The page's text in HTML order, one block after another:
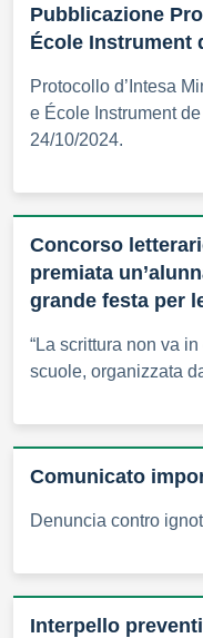
Pubblicazione
École Instrument
Protocollo d’Intesa
e École Instrument
24/10/2024.
Concorso
premiata
grande festa per
“La scrittura non va
scuole, organizzata
Comunicato
Denuncia contro
Interpello